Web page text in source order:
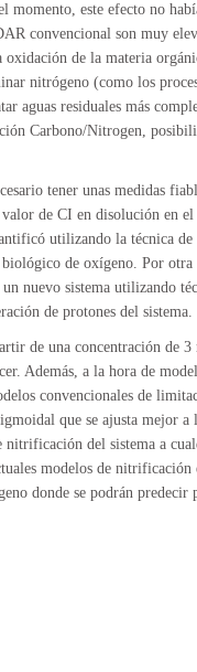
momento, este efecto no
convencional son muy
oxidación de la materia
nitrógeno (como los
aguas residuales más
Carbono/Nitrogen,
tener unas medidas
de CI en disolución en el
utilizando la técnica de
de oxígeno. Por
nuevo sistema utilizando
de protones del sistema.
de una concentración de
Además, a la hora de
convencionales de
que se ajusta mejor a
nitrificación del sistema a
modelos de nitrificación
donde se podrán predecir